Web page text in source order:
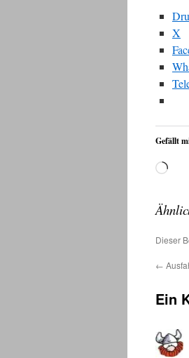
X
Gefällt
Wird
Dieser
←
Ein